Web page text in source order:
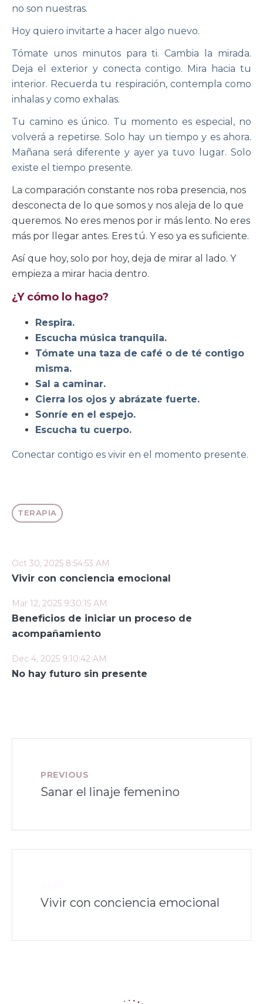
no son nuestras.
Hoy quiero invitarte a hacer algo nuevo.
Tómate unos minutos para ti. Cambia la mirada.
Deja el exterior y conecta contigo. Mira hacia tu
interior. Recuerda tu respiración, contempla como
inhalas y como exhalas.
Tu camino es único. Tu momento es especial, no
volverá a repetirse. Solo hay un tiempo y es ahora.
Mañana será diferente y ayer ya tuvo lugar. Solo
existe el tiempo presente.
La comparación constante nos roba presencia, nos
desconecta de lo que somos y nos aleja de lo que
queremos. No eres menos por ir más lento. No eres
más por llegar antes. Eres tú. Y eso ya es suficiente.
Así que hoy, solo por hoy, deja de mirar al lado. Y
empieza a mirar hacia dentro.
¿Y cómo lo hago?
Respira.
Escucha música tranquila.
Tómate una taza de café o de té contigo
misma.
Sal a caminar.
Cierra los ojos y abrázate fuerte.
Sonríe en el espejo.
Escucha tu cuerpo.
Conectar contigo es vivir en el momento presente.
TERAPIA
Oct 30, 2025 8:54:53 AM
Vivir con conciencia emocional
Mar 12, 2025 9:30:15 AM
Beneficios de iniciar un proceso de
acompañamiento
Dec 4, 2025 9:10:42 AM
No hay futuro sin presente
PREVIOUS
Sanar el linaje femenino
Vivir con conciencia emocional